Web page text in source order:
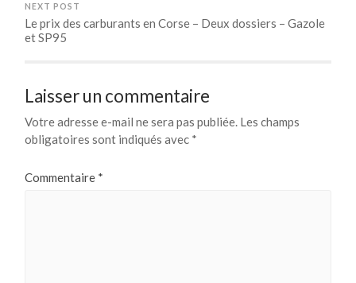
NEXT POST
Le prix des carburants en Corse – Deux dossiers – Gazole
et SP95
Laisser un commentaire
Votre adresse e-mail ne sera pas publiée. Les champs
obligatoires sont indiqués avec *
Commentaire *